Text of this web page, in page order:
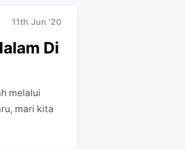
11th Jun '20
Di
melalui
mari kita